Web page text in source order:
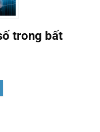
trong bất